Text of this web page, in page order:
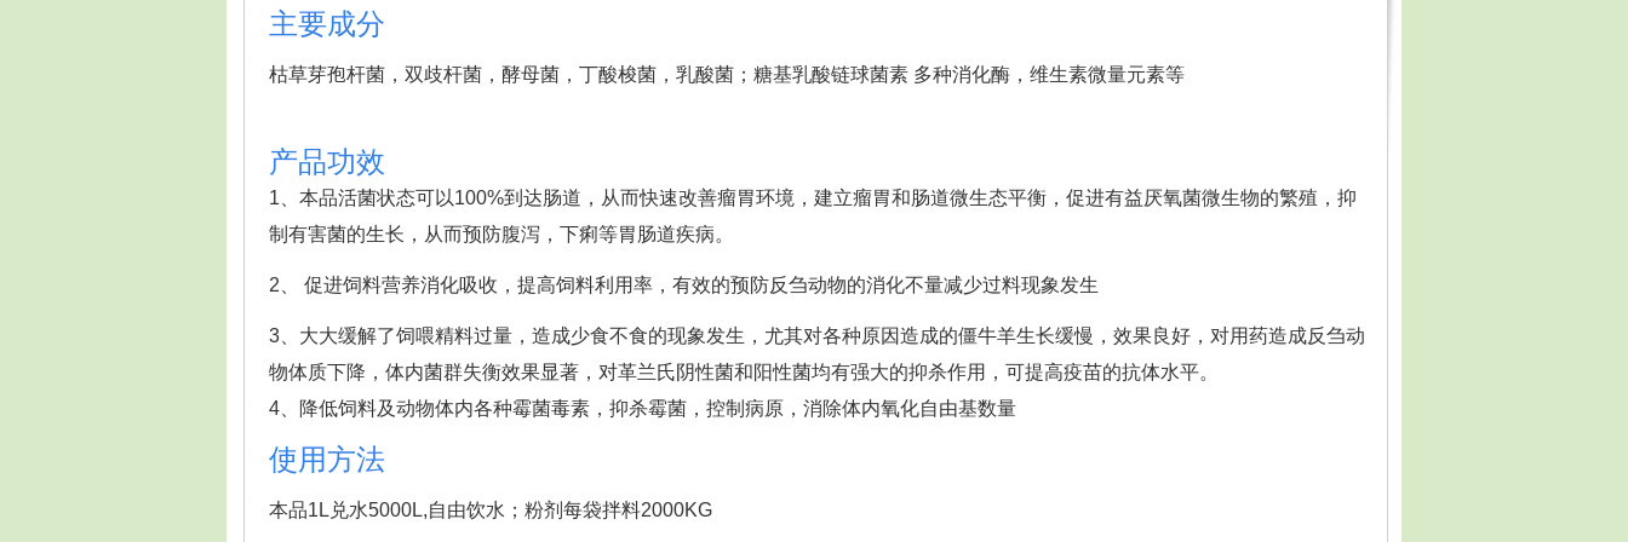
主要成分
枯草芽孢杆菌，双歧杆菌，酵母菌，丁酸梭菌，乳酸菌；糖基乳酸链球菌素 多种消化酶，维生素微量元素等
产品功效
1、本品活菌状态可以100%到达肠道，从而快速改善瘤胃环境，建立瘤胃和肠道微生态平衡，促进有益厌氧菌微生物的繁殖，抑
制有害菌的生长，从而预防腹泻，下痢等胃肠道疾病。
2、 促进饲料营养消化吸收，提高饲料利用率，有效的预防反刍动物的消化不量减少过料现象发生
3、大大缓解了饲喂精料过量，造成少食不食的现象发生，尤其对各种原因造成的僵牛羊生长缓慢，效果良好，对用药造成反刍动
物体质下降，体内菌群失衡效果显著，对革兰氏阴性菌和阳性菌均有强大的抑杀作用，可提高疫苗的抗体水平。
4、降低饲料及动物体内各种霉菌毒素，抑杀霉菌，控制病原，消除体内氧化自由基数量
使用方法
本品1L兑水5000L,自由饮水；粉剂每袋拌料2000KG